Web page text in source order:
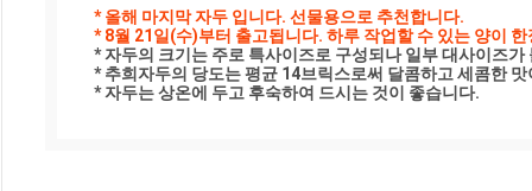
* 올해 마지막 자두 입니다. 선물용으로 추천합니다.
* 8월 21일(수)부터 출고됩니다. 하루 작업할 수 있는 양이
* 자두의 크기는 주로 특사이즈로 구성되나 일부 대사이즈
* 추희자두의 당도는 평균 14브릭스로써 달콤하고 세콤한
* 자두는 상온에 두고 후숙하여 드시는 것이 좋습니다.